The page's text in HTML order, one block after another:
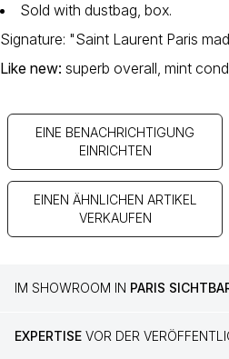
Sold with dustbag, box.
Signature: "Saint Laurent Paris
Like new:superb overall, mint
EINE BENACHRICHTIGUNG
EINRICHTEN
EINEN ÄHNLICHEN ARTIKEL
VERKAUFEN
IM SHOWROOM IN PARIS
EXPERTISE VOR DER